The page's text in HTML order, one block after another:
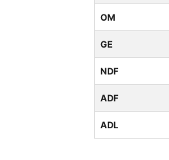
OM
GE
NDF
ADF
ADL